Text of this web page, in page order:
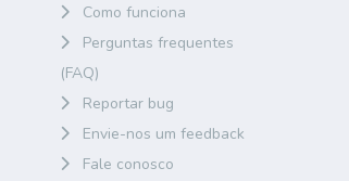
Como funciona
Perguntas frequentes
(FAQ)
Reportar bug
Envie-nos um feedback
Fale conosco